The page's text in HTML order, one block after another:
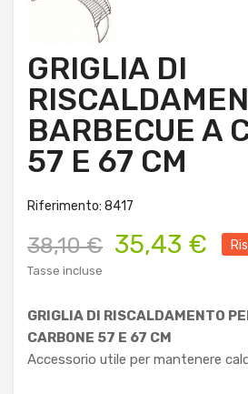
GRIGLIA DI
BARBECUE A
57 E 67 CM
Riferimento: 8417
38,10 € 35,43 €
Tasse incluse
GRIGLIA DI RISCALDAMENTO
CARBONE 57 E 67 CM
Accessorio utile per mantenere